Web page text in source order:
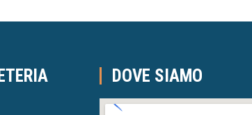
DOVE SIAMO